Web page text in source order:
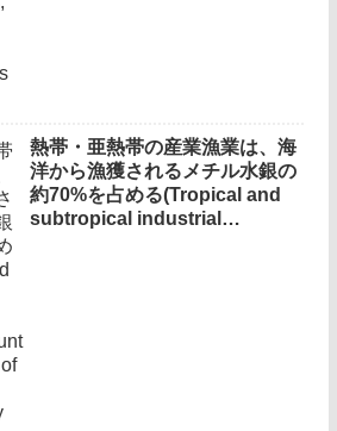
熱帯・亜熱帯の産業漁業は、海
洋から漁獲されるメチル水銀の
約70%を占める(Tropical and
subtropical industrial